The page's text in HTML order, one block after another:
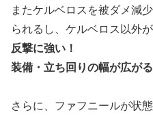
またケルベロスを被ダメ減
られるし、ケルベロス以外
反撃に強い！
装備・立ち回りの幅が広がる
さらに、ファフニールが状